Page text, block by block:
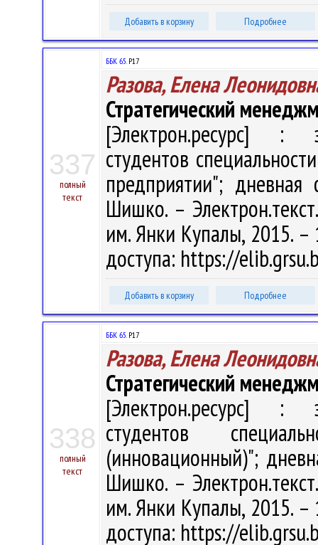
Добавить в корзину Подробнее
337
полный
текст
ББК 65.Р17
Разова, Елена
Стратегический
[Электрон.ресурс] :
студентов
предприятии";
Шишко. –
им. Янки Купалы, 2015. –
доступа: https://
Добавить в корзину Подробнее
338
полный
текст
ББК 65.Р17
Разова, Елена
Стратегический
[Электрон.ресурс] :
студентов
(инновационный)";
Шишко. –
им. Янки Купалы, 2015. –
доступа: https://